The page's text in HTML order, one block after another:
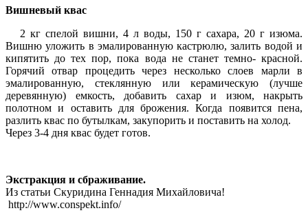
Вишневый квас
2 кг спелой вишни, 4 л воды, 150 г сахара, 20 г изюма.
Вишню уложить в эмалированную кастрюлю, залить водой и
кипятить до тех пор, пока вода не станет темно- красной.
Горячий отвар процедить через несколько слоев марли в
эмалированную, стеклянную или керамическую (лучше
деревянную) емкость, добавить сахар и изюм, накрыть
полотном и оставить для брожения. Когда появится пена,
разлить квас по бутылкам, закупорить и поставить на холод.
Через 3-4 дня квас будет готов.
Экстракция и сбраживание.
Из статьи Скуридина Геннадия Михайловича!
http://www.conspekt.info/